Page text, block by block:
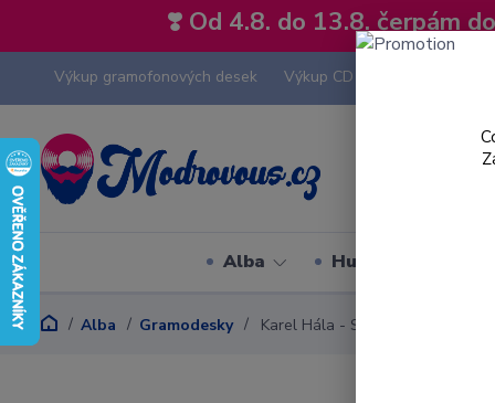
❣️ Od 4.8. do 13.8. čerpám
Výkup gramofonových desek Výkup CD
Alba Hudební styly
Alba Gramodesky Karel Hála - Swing - LP / Vinyl